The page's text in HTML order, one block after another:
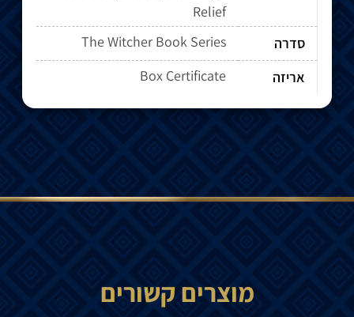
Relief
סדרה
The Witcher Book Series
אריזה
Box Certificate
מוצרים קשורים